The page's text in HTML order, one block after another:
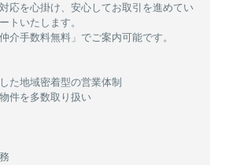
応を心掛け、安心してお取引を進めてい
トいたします。
介手数料無料」でご案内可能です。
た地域密着型の営業体制
件を多数取り扱い